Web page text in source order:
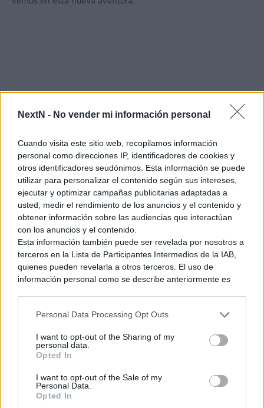
NextN - No vender mi información personal
Cuando visita este sitio web, recopilamos información
personal como direcciones IP, identificadores de cookies y
otros identificadores seudónimos. Esta información se puede
utilizar para personalizar el contenido según sus intereses,
ejecutar y optimizar campañas publicitarias adaptadas a
usted, medir el rendimiento de los anuncios y el contenido y
obtener información sobre las audiencias que interactúan
con los anuncios y el contenido.
Esta información también puede ser revelada por nosotros a
terceros en la Lista de Participantes Intermedios de la IAB,
quienes pueden revelarla a otros terceros. El uso de
información personal como se describe anteriormente es
generamos contenido relevante para nuestra audiencia.
recopilación y uso de datos en nuestra Política de
Privacidad.
terceros por nuestra parte, utilice la siguiente opción de
exclusión y confirme su selección. Tenga en cuenta que
después de que se procese su solicitud de exclusión, es
Personal Data Processing Opt Outs
I want to opt-out of the Sharing of my
personal data.
Opted In
I want to opt-out of the Sale of my
Personal Data.
Opted In
¿La «madriguera» de Ravio al otro lado?